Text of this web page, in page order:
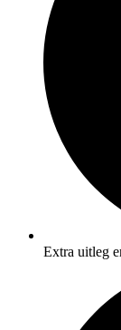
Extra uitleg